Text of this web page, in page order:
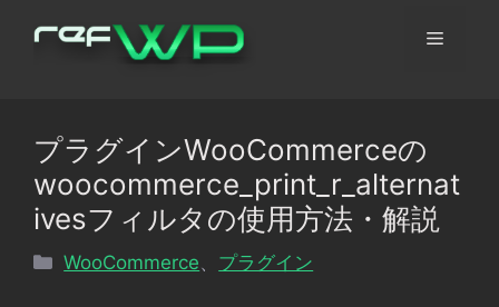
メ
ュ
プラグインWooCommerceの
woocommerce_print_r_alternat
ivesフィルタの使用方法・解説
カ
WooCommerce プラグイン